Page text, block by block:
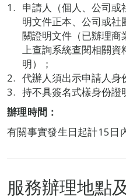
申請人（個人、公司或
明文件正本、公司或社
關證明文件（已辦理商
上查詢系統查閱相關資
明）；
代辦人須出示申請人身
持不具簽名式樣身份證
辦理時間：
有關事實發生日起計15日
服務辦理地點